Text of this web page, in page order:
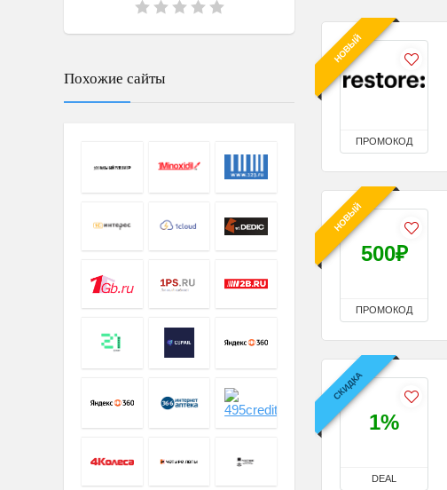
НОВЫЙ
ПРОМОКОД
НОВЫЙ
500₽
ПРОМОКОД
СКИДКА
1%
DEAL
Похожие сайты